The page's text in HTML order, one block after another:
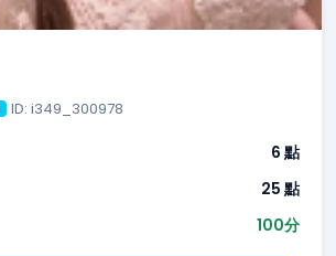
ID: i349_300978
6 點
25 點
100分